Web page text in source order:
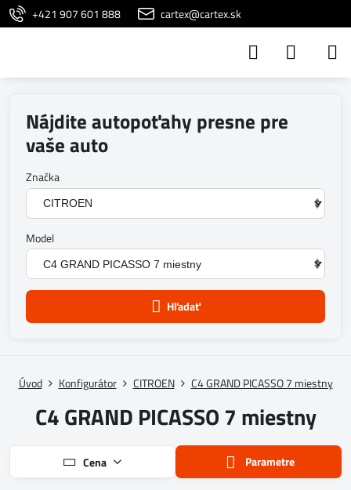
+421 907 601 888 cartex@cartex.sk
Nájdite autopoťahy presne pre
vaše auto
Značka
Model
Hľadať
Úvod Konfigurátor CITROEN C4 GRAND PICASSO 7 miestny
C4 GRAND PICASSO 7 miestny
Cena Parametre